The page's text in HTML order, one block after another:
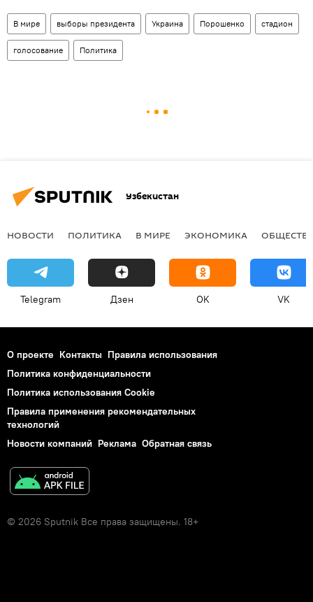
В мире выборы президента Украина Порошенко стадион
голосование Политика
Узбекистан
НОВОСТИ ПОЛИТИКА В МИРЕ ЭКОНОМИКА
Telegram Дзен OK VK
О проекте Контакты Правила использования
Политика конфиденциальности
Политика использования Cookie
Правила применения рекомендательных
технологий
Новости компаний Реклама Обратная связь
© 2026 Sputnik Все права защищены. 18+